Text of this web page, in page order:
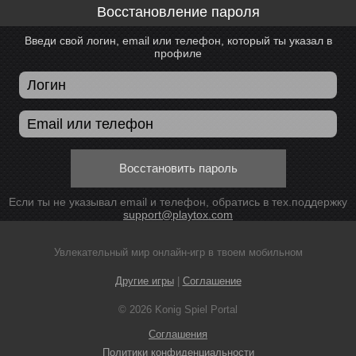
Восстановление пароля
Введи свой логин, email или телефон, который ты указал в
профиле
Восстановить пароль
Если ты не указывал email и телефон, обратись в тех.поддержку
support@playtox.com
Увлекательный мир онлайн-игр в твоем мобильном
Другие игры| Соглашение
© 2026 Konig Spiel Portal
Соглашения
Политики конфиденциальности